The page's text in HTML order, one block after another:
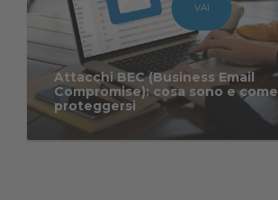
Attacchi BEC (Business Email
Compromise): cosa sono e come
proteggersi
VAI